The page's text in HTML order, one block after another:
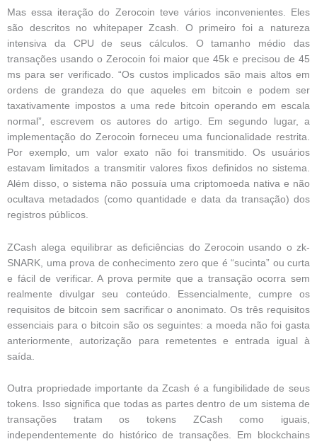
Mas essa iteração do Zerocoin teve vários inconvenientes. Eles
são descritos no whitepaper Zcash. O primeiro foi a natureza
intensiva da CPU de seus cálculos. O tamanho médio das
transações usando o Zerocoin foi maior que 45k e precisou de 45
ms para ser verificado. “Os custos implicados são mais altos em
ordens de grandeza do que aqueles em bitcoin e podem ser
taxativamente impostos a uma rede bitcoin operando em escala
normal”, escrevem os autores do artigo. Em segundo lugar, a
implementação do Zerocoin forneceu uma funcionalidade restrita.
Por exemplo, um valor exato não foi transmitido. Os usuários
estavam limitados a transmitir valores fixos definidos no sistema.
Além disso, o sistema não possuía uma criptomoeda nativa e não
ocultava metadados (como quantidade e data da transação) dos
registros públicos.
ZCash alega equilibrar as deficiências do Zerocoin usando o zk-
SNARK, uma prova de conhecimento zero que é “sucinta” ou curta
e fácil de verificar. A prova permite que a transação ocorra sem
realmente divulgar seu conteúdo. Essencialmente, cumpre os
requisitos de bitcoin sem sacrificar o anonimato. Os três requisitos
essenciais para o bitcoin são os seguintes: a moeda não foi gasta
anteriormente, autorização para remetentes e entrada igual à
saída.
Outra propriedade importante da Zcash é a fungibilidade de seus
tokens. Isso significa que todas as partes dentro de um sistema de
transações tratam os tokens ZCash como iguais,
independentemente do histórico de transações. Em blockchains